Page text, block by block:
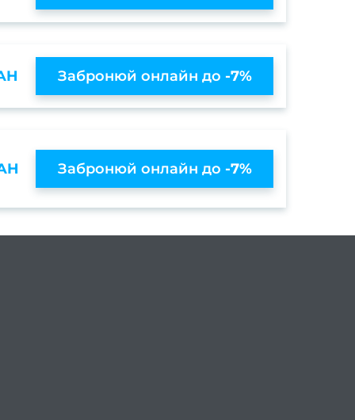
Забронюй онлайн до -7%
Забронюй онлайн до -7%